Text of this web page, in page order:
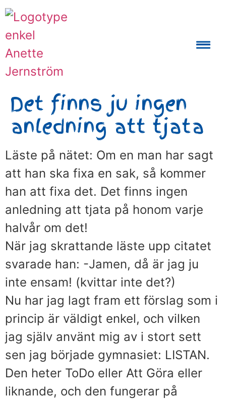
Det finns ju ingen
anledning att tjata
Läste på nätet: Om en man har sagt
att han ska fixa en sak, så kommer
han att fixa det. Det finns ingen
anledning att tjata på honom varje
halvår om det!
När jag skrattande läste upp citatet
svarade han: -Jamen, då är jag ju
inte ensam! (kvittar inte det?)
Nu har jag lagt fram ett förslag som i
princip är väldigt enkel, och vilken
jag själv använt mig av i stort sett
sen jag började gymnasiet: LISTAN.
Den heter ToDo eller Att Göra eller
liknande, och den fungerar på